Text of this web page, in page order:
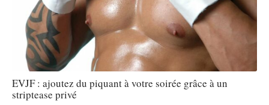
EVJF : ajoutez du piquant à votre soirée grâce à un
striptease privé